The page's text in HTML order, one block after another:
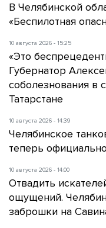
В Челябинской
«Беспилотная
10 августа 2026 - 15:25
«Это
Губернатор
соболезнования в
Татарстане
10 августа 2026 - 14:39
Челябинское
теперь официально
10 августа 2026 - 14:00
Отвадить
ощущений.
заброшки на